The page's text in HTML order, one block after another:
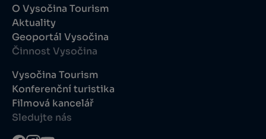
O Vysočina Tourism
Aktuality
Geoportál Vysočina
Činnost Vysočina
Vysočina Tourism
Konferenční turistika
Filmová kancelář
Sledujte nás